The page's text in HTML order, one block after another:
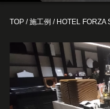
TOP /施工例 / HOTEL FORZA